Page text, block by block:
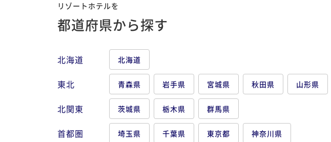
リゾートホテルを
都道府県から探す
北海道 北海道
東北 青森県 岩手県 宮城県 秋田県 山形県
北関東 茨城県 栃木県 群馬県
首都圏 埼玉県 千葉県 東京都 神奈川県